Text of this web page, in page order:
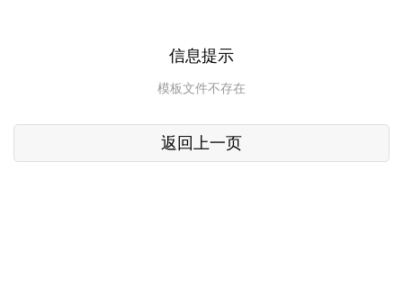
信息提示
模板文件不存在
返回上一页